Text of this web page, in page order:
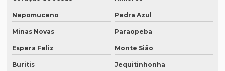
Interpretação simultânea
Intérprete chinês português
Intérprete para congressos
Nepomuceno Pedra Azul
Minas Novas Paraopeba
Espera Feliz Monte Sião
Buritis Jequitinhonha